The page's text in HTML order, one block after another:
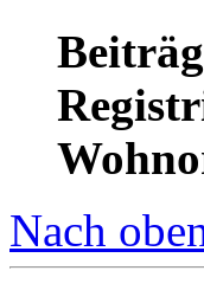
Nach